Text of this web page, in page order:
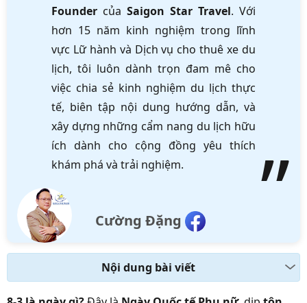
Founder của Saigon Star Travel. Với
hơn 15 năm kinh nghiệm trong lĩnh
vực Lữ hành và Dịch vụ cho thuê xe du
lịch, tôi luôn dành trọn đam mê cho
việc chia sẻ kinh nghiệm du lịch thực
tế, biên tập nội dung hướng dẫn, và
xây dựng những cẩm nang du lịch hữu
ích dành cho cộng đồng yêu thích
khám phá và trải nghiệm.
Cường Đặng
Nội dung bài viết